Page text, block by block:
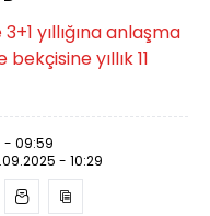
yıllığına anlaşma
bekçisine yıllık 11
- 09:59
- 10:29